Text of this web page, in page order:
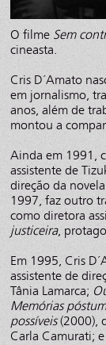
O filme Sem
cineasta.
Cris D´Amato
em jornalismo,
anos, além de
montou a
Ainda em 1991,
assistente de
direção da
1997, faz outro
como diretora
justiceira,
Em 1995, Cris
assistente de
Tânia Lamarca;
Memórias
possíveis(2000),
Carla Camurati;